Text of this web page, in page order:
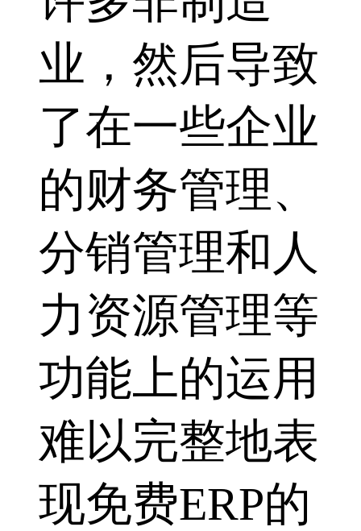
业，然后导致
了在一些企业
的财务管理、
分销管理和人
力资源管理等
功能上的运用
难以完整地表
现免费ERP的